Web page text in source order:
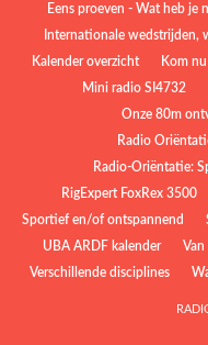
Eens proeven - Wat heb je
Internationale wedstrijden,
Kalender overzicht
Kom
Mini radio SI4732
Onze 80m
Radio
Radio‑Oriëntatie:
RigExpert FoxRex 3500
Sportief en/of ontspannend
UBA ARDF kalender
Van
Verschillende disciplines